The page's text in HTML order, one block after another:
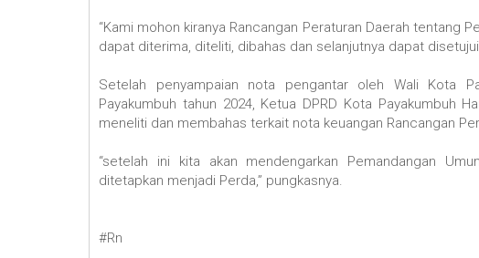
“Kami mohon kiranya Rancangan Peraturan Daerah tentang
dapat diterima, diteliti, dibahas dan selanjutnya dapat
Setelah penyampaian nota pengantar oleh Wali Kota
Payakumbuh tahun 2024, Ketua DPRD Kota Payakumbuh
meneliti dan membahas terkait nota keuangan Rancangan
“setelah ini kita akan mendengarkan Pemandangan
ditetapkan menjadi Perda,” pungkasnya.
#Rn